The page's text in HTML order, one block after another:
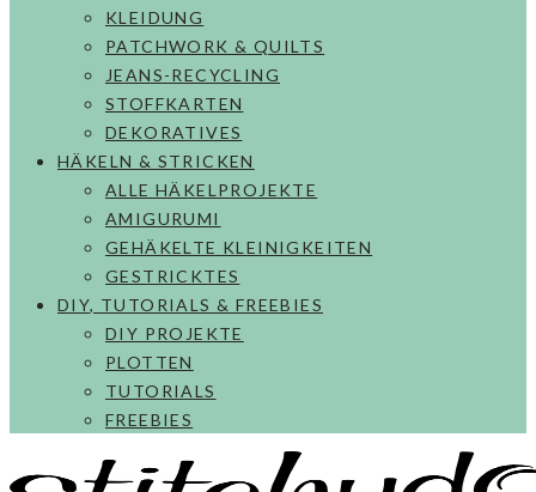
KLEIDUNG
PATCHWORK & QUILTS
JEANS-RECYCLING
STOFFKARTEN
DEKORATIVES
HÄKELN & STRICKEN
ALLE HÄKELPROJEKTE
AMIGURUMI
GEHÄKELTE KLEINIGKEITEN
GESTRICKTES
DIY, TUTORIALS & FREEBIES
DIY PROJEKTE
PLOTTEN
TUTORIALS
FREEBIES